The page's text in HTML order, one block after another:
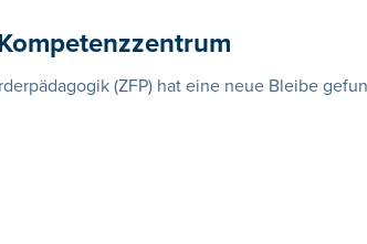
(ZFP) hat eine neue Bleibe